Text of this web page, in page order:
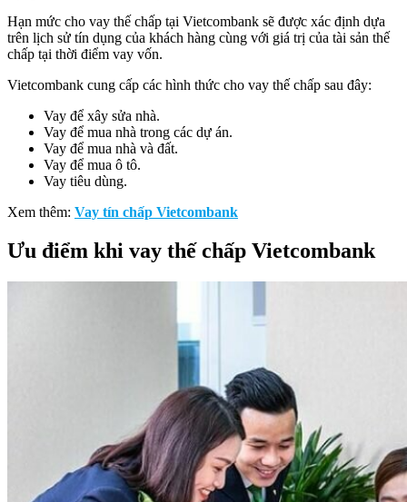
Hạn mức cho vay thế chấp tại Vietcombank sẽ được xác định dựa
trên lịch sử tín dụng của khách hàng cùng với giá trị của tài sản thế
chấp tại thời điểm vay vốn.
Vietcombank cung cấp các hình thức cho vay thế chấp sau đây:
Vay để xây sửa nhà.
Vay để mua nhà trong các dự án.
Vay để mua nhà và đất.
Vay để mua ô tô.
Vay tiêu dùng.
Xem thêm: Vay tín chấp Vietcombank
Ưu điểm khi vay thế chấp Vietcombank